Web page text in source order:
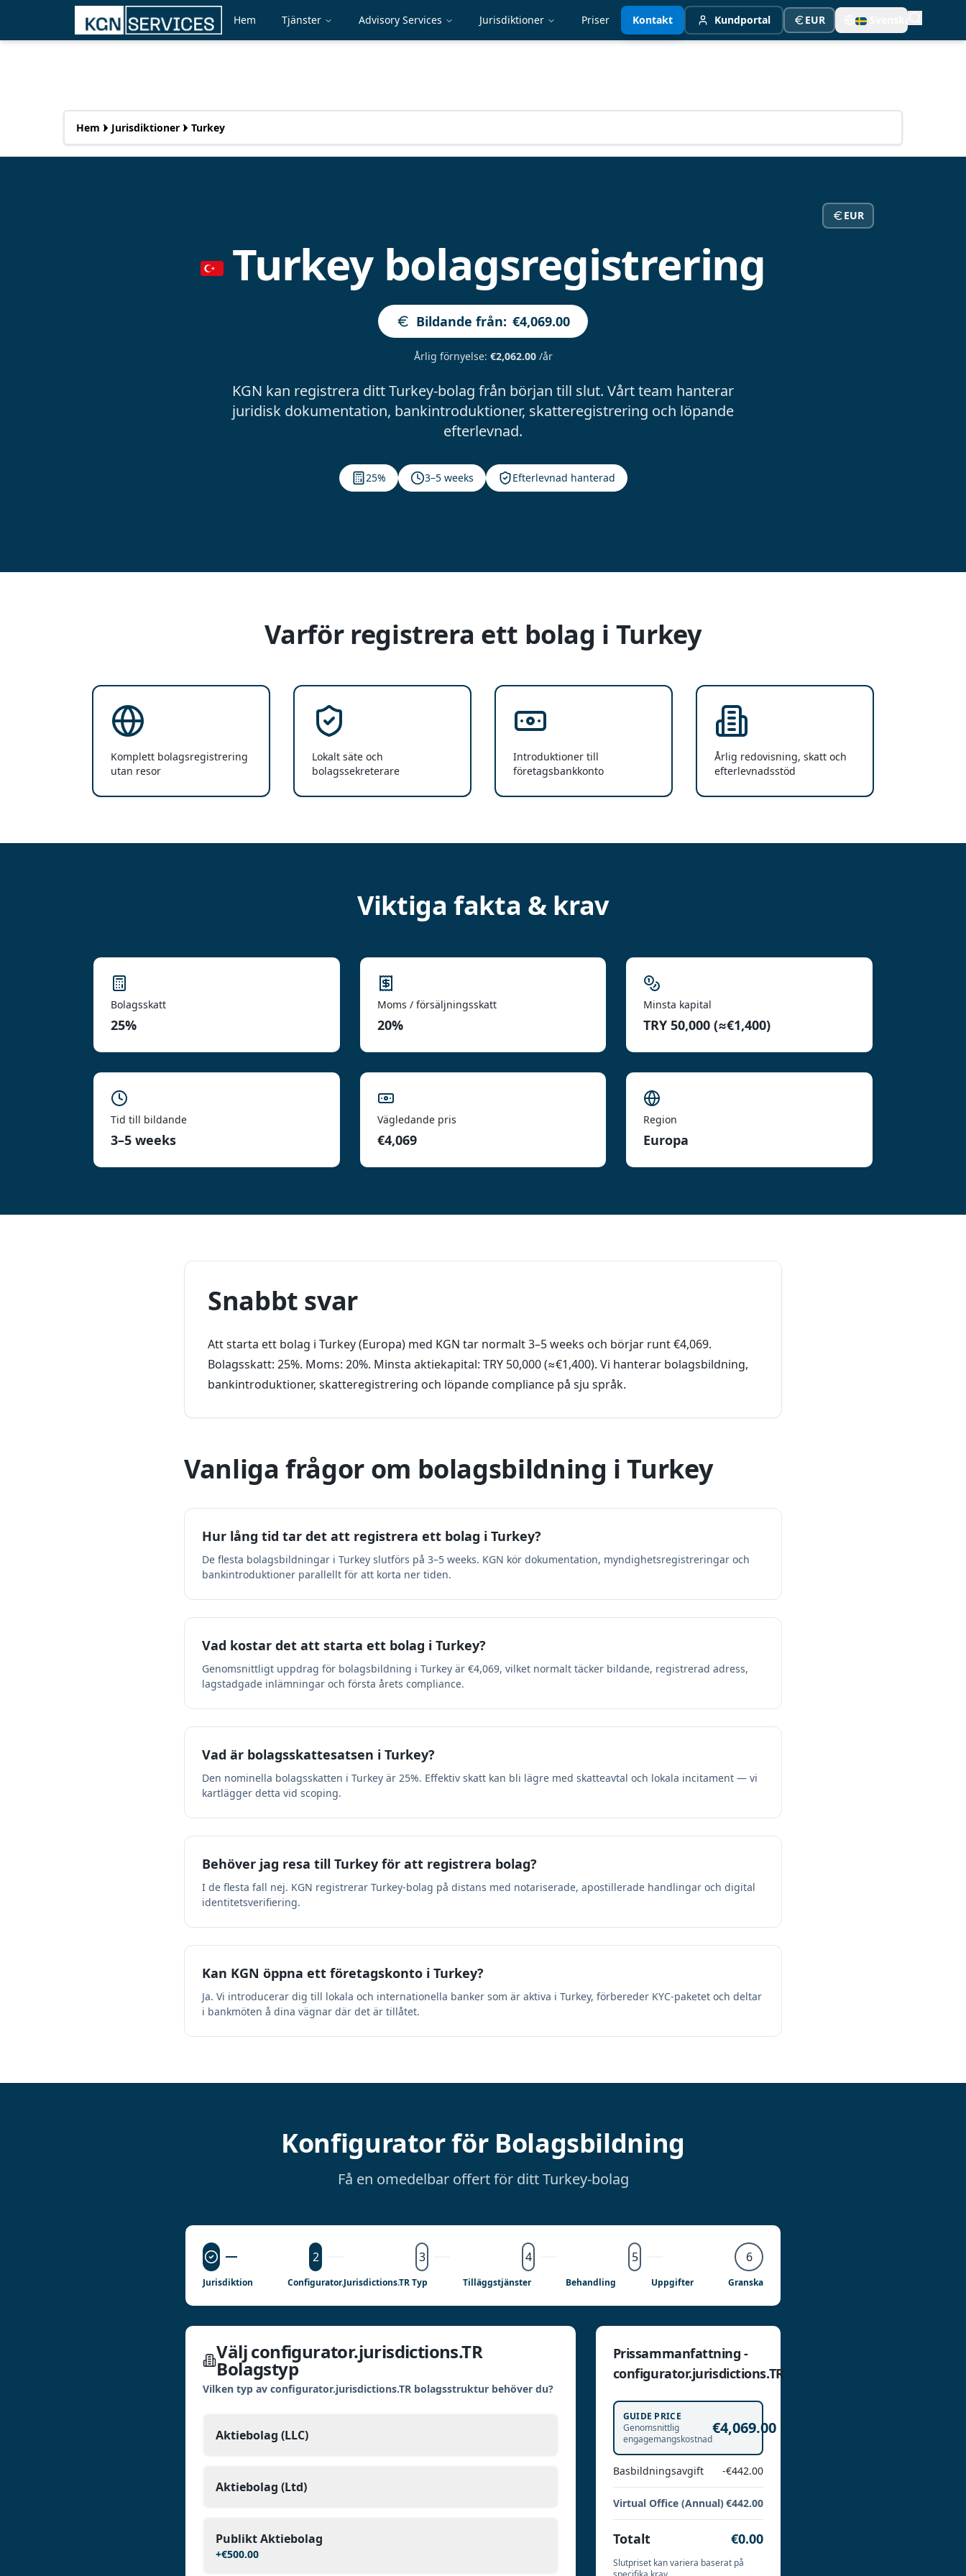
Hem Tjänster Advisory Services Jurisdiktioner Priser Kontakt Kundportal EUR
Hem Jurisdiktioner Turkey
EUR
Turkey bolagsregistrering
Bildande från: €4,069.00
Årlig förnyelse: €2,062.00 /år
KGN kan registrera ditt Turkey-bolag från början till slut. Vårt team hanterar
juridisk dokumentation, bankintroduktioner, skatteregistrering och löpande
efterlevnad.
25% 3–5 weeks Efterlevnad hanterad
Varför registrera ett bolag i Turkey
Komplett bolagsregistrering
utan resor
Lokalt säte och
bolagssekreterare
Introduktioner till
företagsbankkonto
Årlig redovisning, skatt och
efterlevnadsstöd
Viktiga fakta & krav
Bolagsskatt
25%
Moms / försäljningsskatt
20%
Minsta kapital
TRY 50,000 (≈€1,400)
Tid till bildande
3–5 weeks
Vägledande pris
€4,069
Region
Europa
Snabbt svar
Att starta ett bolag i Turkey (Europa) med KGN tar normalt 3–5 weeks och börjar runt €4,069.
Bolagsskatt: 25%. Moms: 20%. Minsta aktiekapital: TRY 50,000 (≈€1,400). Vi hanterar bolagsbildning,
bankintroduktioner, skatteregistrering och löpande compliance på sju språk.
Vanliga frågor om bolagsbildning i Turkey
Hur lång tid tar det att registrera ett bolag i Turkey?
De flesta bolagsbildningar i Turkey slutförs på 3–5 weeks. KGN kör dokumentation, myndighetsregistreringar och
bankintroduktioner parallellt för att korta ner tiden.
Vad kostar det att starta ett bolag i Turkey?
Genomsnittligt uppdrag för bolagsbildning i Turkey är €4,069, vilket normalt täcker bildande, registrerad adress,
lagstadgade inlämningar och första årets compliance.
Vad är bolagsskattesatsen i Turkey?
Den nominella bolagsskatten i Turkey är 25%. Effektiv skatt kan bli lägre med skatteavtal och lokala incitament — vi
kartlägger detta vid scoping.
Behöver jag resa till Turkey för att registrera bolag?
I de flesta fall nej. KGN registrerar Turkey-bolag på distans med notariserade, apostillerade handlingar och digital
identitetsverifiering.
Kan KGN öppna ett företagskonto i Turkey?
Ja. Vi introducerar dig till lokala och internationella banker som är aktiva i Turkey, förbereder KYC-paketet och deltar
i bankmöten å dina vägnar där det är tillåtet.
Konfigurator för Bolagsbildning
Få en omedelbar offert för ditt Turkey-bolag
2 3 4 5 6
Jurisdiktion Configurator.jurisdictions.TR Typ Tilläggstjänster Behandling Uppgifter Granska
Välj configurator.jurisdictions.TR
Bolagstyp
Vilken typ av configurator.jurisdictions.TR bolagsstruktur behöver du?
Aktiebolag (LLC)
Aktiebolag (Ltd)
Publikt Aktiebolag
+€500.00
Prissammanfattning -
configurator.jurisdictions.TR
GUIDE PRICE
Genomsnittlig
engagemangskostnad
€4,069.00
Basbildningsavgift -€442.00
Virtual Office (Annual)€442.00
Totalt €0.00
Slutpriset kan variera baserat på